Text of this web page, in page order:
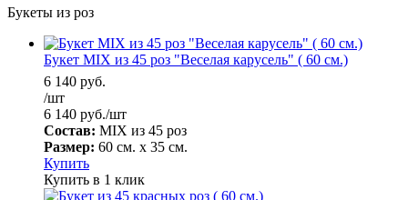
Букеты из роз
Букет MIX из 45 роз "Веселая карусель" ( 60 см.)
6 140 руб.
/шт
6 140 руб./шт
Состав: MIX из 45 роз
Размер: 60 см. х 35 см.
Купить
Купить в 1 клик